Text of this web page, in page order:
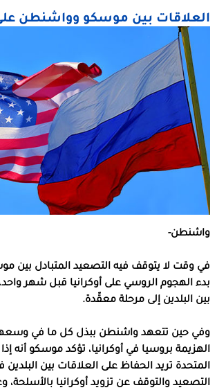
العلاقات بين موسكو وواشنطن
واشنطن-
في وقت لا يتوقف فيه التصعيد المتبادل بين
بدء الهجوم الروسي على أوكرانيا قبل شهر
بين البلدين إلى مرحلة معقّدة.
وفي حين تتعهد واشنطن ببذل كل ما في
الهزيمة بروسيا في أوكرانيا، تؤكد موسكو أنه
المتحدة تريد الحفاظ على العلاقات بين
التصعيد والتوقف عن تزويد أوكرانيا